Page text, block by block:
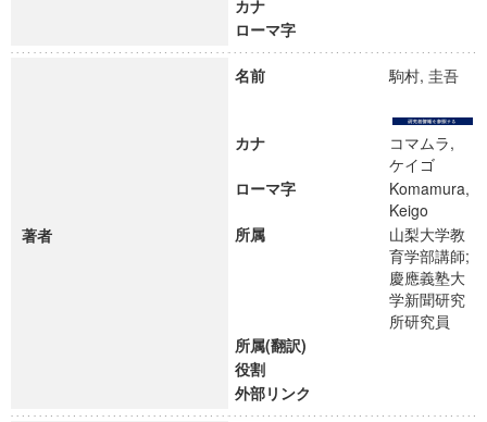
カナ
ローマ字
著者
名前 駒村, 圭吾
カナ
コマムラ,
ケイゴ
ローマ字
Komamura,
Keigo
所属
山梨大学教
育学部講師;
慶應義塾大
学新聞研究
所研究員
所属(翻訳)
役割
外部リンク